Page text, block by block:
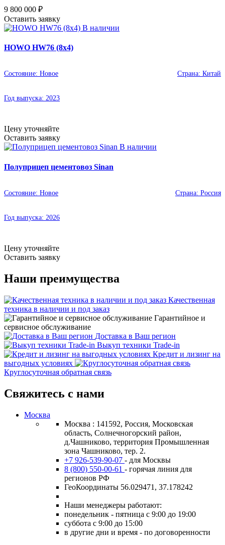
9 800 000 ₽
Оставить заявку
В наличии
HOWO HW76 (8x4)
Состояние: Новое Страна: Китай
Год выпуска: 2023
Цену уточняйте
Оставить заявку
В наличии
Полуприцеп цементовоз Sinan
Состояние: Новое Страна: Россия
Год выпуска: 2026
Цену уточняйте
Оставить заявку
Наши преимущества
Качественная
техника в наличии и под заказ
Гарантийное и
сервисное обслуживание
Доставка в Ваш регион
Выкуп техники Trade-in
Кредит и лизинг на
выгодных условиях
Круглосуточная обратная связь
Свяжитесь с нами
Москва
Москва : 141592, Россия, Московская
область, Солнечногорский район,
д.Чашниково, территория Промышленная
зона Чашниково, тер. 2.
+7 926-539-90-07 - для Москвы
8 (800) 550-00-61 - горячая линия для
регионов РФ
ГеоКоординаты 56.029471, 37.178242
Наши менеджеры работают:
понедельник - пятница с 9:00 до 19:00
суббота с 9:00 до 15:00
в другие дни и время - по договоренности